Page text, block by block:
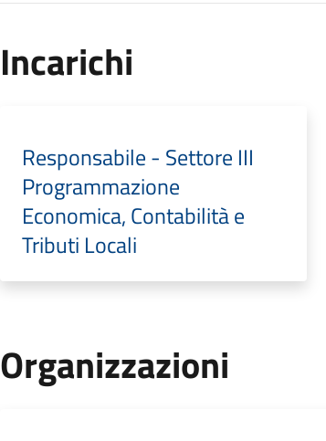
Incarichi
Responsabile - Settore III
Programmazione
Economica, Contabilità e
Tributi Locali
Organizzazioni